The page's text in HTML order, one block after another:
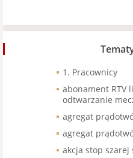
1. Pracownicy
abonament RTV
odtwarzanie
agregat
agregat
akcja stop